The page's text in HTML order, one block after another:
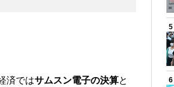
済ではサムスン電子の決算と